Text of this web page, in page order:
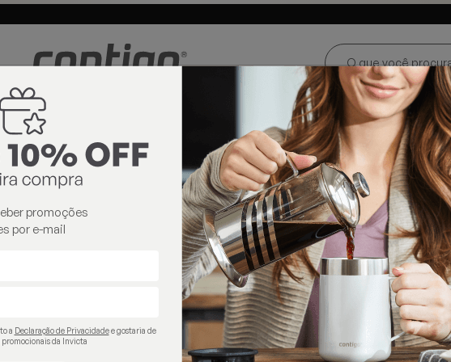
e Centro-
Loja oficialInvicta® no Brasil
Rosca
garrafas térmicas
promoções
por e-mail
a Declaração de Privacidadee gostaria de
da Invicta